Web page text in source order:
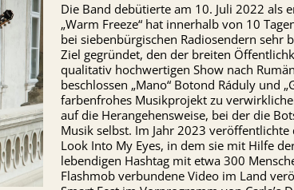
Die Band debütierte am 10. Juli 2022 als
„Warm Freeze“ hat innerhalb von 10
bei siebenbürgischen Radiosendern
Ziel gegründet, den der breiten
qualitativ hochwertigen Show nach
beschlossen „Mano“ Botond Ráduly und
farbenfrohes Musikprojekt zu
auf die Herangehensweise, bei der die
Musik selbst. Im Jahr 2023
Look Into My Eyes, in dem sie mit Hilfe
lebendigen Hashtag mit etwa 300
Flashmob verbundene Video im Land